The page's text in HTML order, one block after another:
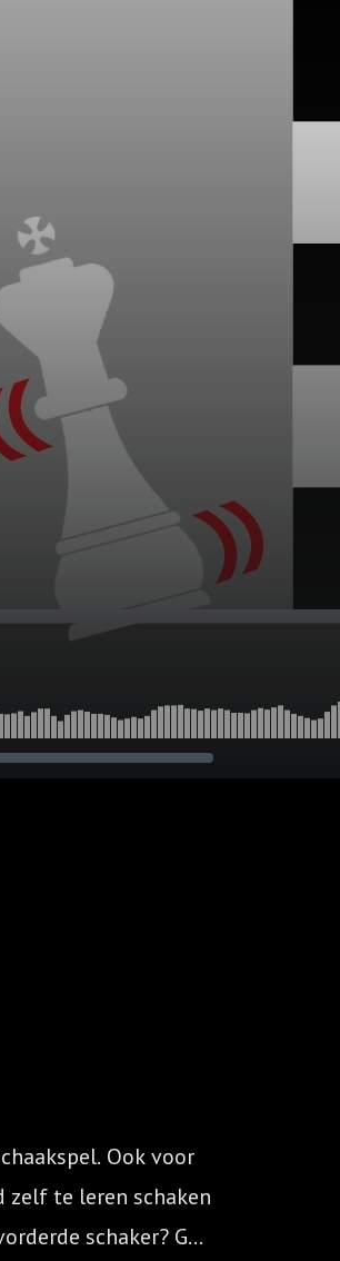
Ook voor
zelf te leren schaken
schaker? Ga